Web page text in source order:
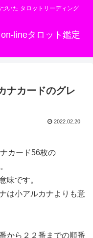
いた タロットリーディング
lineタロット鑑定
ナカードのグレ
2022.02.20
カード56枚の
味です。
は小アルカナよりも意
から２２番までの順番